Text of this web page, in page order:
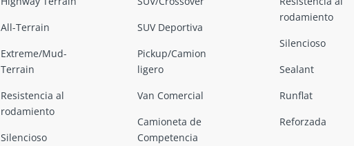
All-Terrain
Extreme/Mud-
Terrain
Resistencia al
rodamiento
Silencioso
SUV Deportiva
Pickup/Camion
ligero
Van Comercial
Camioneta de
Competencia
rodamiento
Silencioso
Sealant
Runflat
Reforzada